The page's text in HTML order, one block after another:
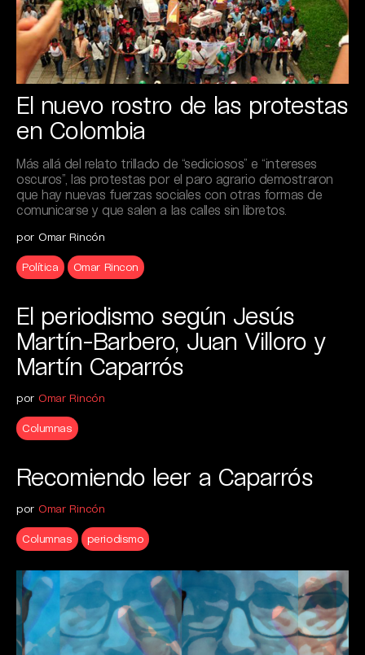
El nuevo rostro de las protestas
en Colombia
Más allá del relato trillado de “sediciosos” e “intereses
oscuros”, las protestas por el paro agrario demostraron
que hay nuevas fuerzas sociales con otras formas de
comunicarse y que salen a las calles sin libretos.
por Omar Rincón
Política Omar Rincon
El periodismo según Jesús
Martín-Barbero, Juan Villoro y
Martín Caparrós
por Omar Rincón
Columnas
Recomiendo leer a Caparrós
por Omar Rincón
Columnas periodismo